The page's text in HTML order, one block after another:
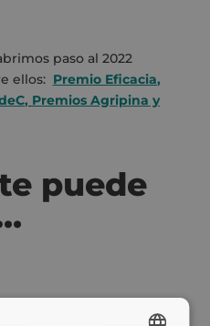
paso al 2022
ellos: Premio Eficacia,
, Premios Agripina y
puede